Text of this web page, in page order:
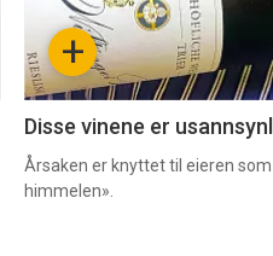
3 +
Disse vinene er
Årsaken er knyttet til eieren
himmelen».